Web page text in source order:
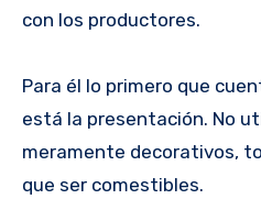
con los productores.
Para él lo primero que
está la presentación. No
meramente decorativos,
que ser comestibles.